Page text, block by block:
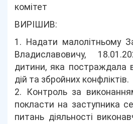
комітет
ВИРІШИВ:
1. Надати малолітньому
Владиславовичу,
дитини, яка постраждала
дій та збройних конфліктів.
2. Контроль за
покласти на заступника
питань діяльності